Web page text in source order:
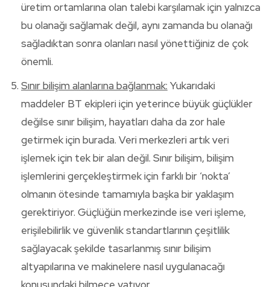
üretim ortamlarına olan talebi karşılamak için yalnızca
bu olanağı sağlamak değil, aynı zamanda bu olanağı
sağladıktan sonra olanları nasıl yönettiğiniz de çok
önemli.
Sınır bilişim alanlarına bağlanmak: Yukarıdaki
maddeler BT ekipleri için yeterince büyük güçlükler
değilse sınır bilişim, hayatları daha da zor hale
getirmek için burada. Veri merkezleri artık veri
işlemek için tek bir alan değil. Sınır bilişim, bilişim
işlemlerini gerçekleştirmek için farklı bir ‘nokta’
olmanın ötesinde tamamıyla başka bir yaklaşım
gerektiriyor. Güçlüğün merkezinde ise veri işleme,
erişilebilirlik ve güvenlik standartlarının çeşitlilik
sağlayacak şekilde tasarlanmış sınır bilişim
altyapılarına ve makinelere nasıl uygulanacağı